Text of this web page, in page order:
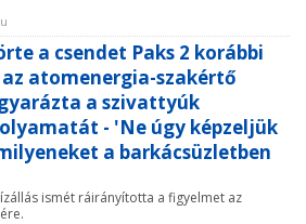
a csendet Paks 2 korábbi
atomenergia-szakértő
a szivattyúk
- 'Ne úgy képzeljük
a barkácsüzletben
ismét ráirányította a figyelmet az